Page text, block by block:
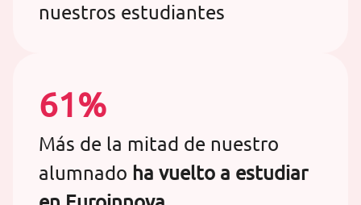
nuestros estudiantes
61%
Más de la mitad de nuestro
alumnado ha vuelto a estudiar